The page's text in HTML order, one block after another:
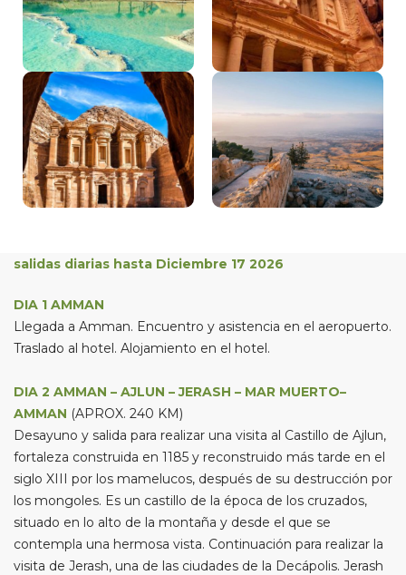
salidas diarias hasta Diciembre 17 2026
DIA 1 AMMAN
Llegada a Amman. Encuentro y asistencia en el aeropuerto.
Traslado al hotel. Alojamiento en el hotel.
DIA 2 AMMAN – AJLUN – JERASH – MAR MUERTO–
AMMAN (APROX. 240 KM)
Desayuno y salida para realizar una visita al Castillo de Ajlun,
fortaleza construida en 1185 y reconstruido más tarde en el
siglo XIII por los mamelucos, después de su destrucción por
los mongoles. Es un castillo de la época de los cruzados,
situado en lo alto de la montaña y desde el que se
contempla una hermosa vista. Continuación para realizar la
visita de Jerash, una de las ciudades de la Decápolis. Jerash